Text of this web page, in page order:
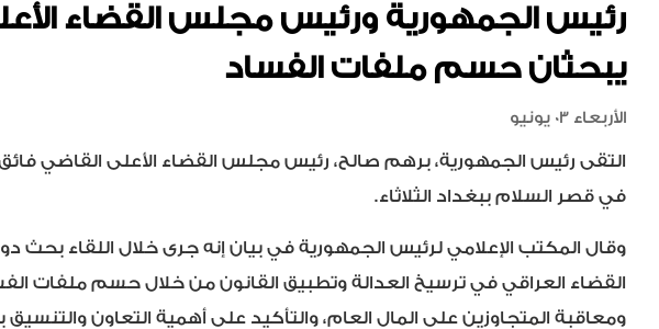
رئيس الجمهورية ورئيس مجلس القضاء
يبحثان حسم ملفات الفساد
الأربعاء 03 يونيو
التقى رئيس الجمهورية، برهم صالح، رئيس مجلس القضاء الأعلى القاضي فائق
في قصر السلام ببغداد الثلاثاء.
وقال المكتب الإعلامي لرئيس الجمهورية في بيان إنه جرى خلال اللقاء بحث
القضاء العراقي في ترسيخ العدالة وتطبيق القانون من خلال حسم ملفات
ومعاقبة المتجاوزين على المال العام، والتأكيد على أهمية التعاون والتنسيق